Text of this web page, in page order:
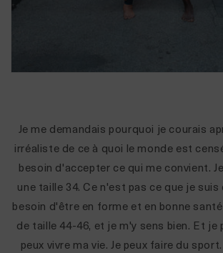
Je me demandais pourquoi je courais
irréaliste de ce à quoi le monde est
besoin d'accepter ce qui me convient.
une taille 34. Ce n'est pas ce que je suis
besoin d'être en forme et en bonne
de taille 44-46, et je m'y sens bien. Et je
peux vivre ma vie. Je peux faire du